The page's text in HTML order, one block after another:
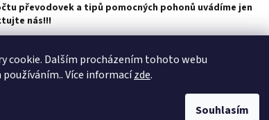
cookie. Dalším procházením tohoto webu
Více informacízde.
Souhlasím
převodovek a tipů pomocných pohonů uvádíme jen
nás!!!
181 (EATON, apod.), Provedení př. skříně: s retardérem
poměr, Potřebný výkon PTO (hydraulické čerpadlo